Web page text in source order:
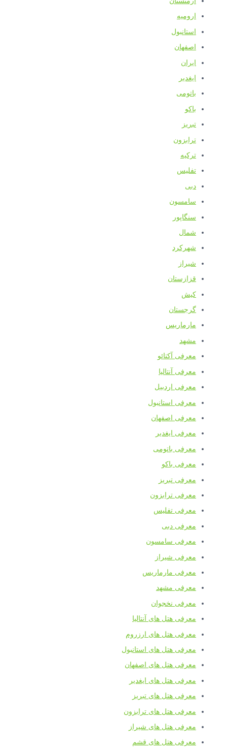
ارومیه
استانبول
اصفهان
ایران
ایغدیر
باتومی
باکو
تبریز
ترابزون
ترکیه
تفلیس
دبی
سامسون
سنگاپور
شمال
شهرکرد
شیراز
قزازستان
کیش
گرجستان
مارماریس
مشهد
معرفی آکتائو
معرفی آنتالیا
معرفی اردبیل
معرفی استانبول
معرفی اصفهان
معرفی ایغدیر
معرفی باتومی
معرفی باکو
معرفی تبریز
معرفی ترابزون
معرفی تفلیس
معرفی دبی
معرفی سامسون
معرفی شیراز
معرفی مارماریس
معرفی مشهد
معرفی نخجوان
معرفی هتل های آنتالیا
معرفی هتل های ارزروم
معرفی هتل های استانبول
معرفی هتل های اصفهان
معرفی هتل های ایغدیر
معرفی هتل های تبریز
معرفی هتل های ترابزون
معرفی هتل های شیراز
معرفی هتل های قشم